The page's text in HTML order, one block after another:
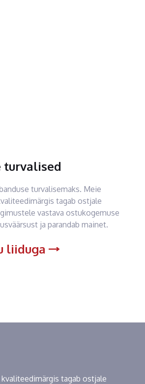
turvalised
turvalisemaks. Meie
tagab ostjale
vastava ostukogemuse
ja parandab mainet.
liiduga
tagab ostjale